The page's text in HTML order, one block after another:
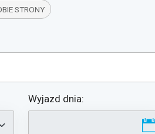
STRONY
Wyjazd dnia: